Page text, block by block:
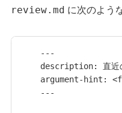
review.md に次のよう
---
description: 直近の
argument-hint:
---